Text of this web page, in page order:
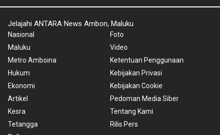
Jelajahi ANTARA News Ambon, Maluku
Nasional
Maluku
Metro Amboina
Hukum
Ekonomi
Artikel
Kesra
Tetangga
Foto
Video
Ketentuan Penggunaan
Kebijakan Privasi
Kebijakan Cookie
Pedoman Media Siber
Tentang Kami
Rilis Pers